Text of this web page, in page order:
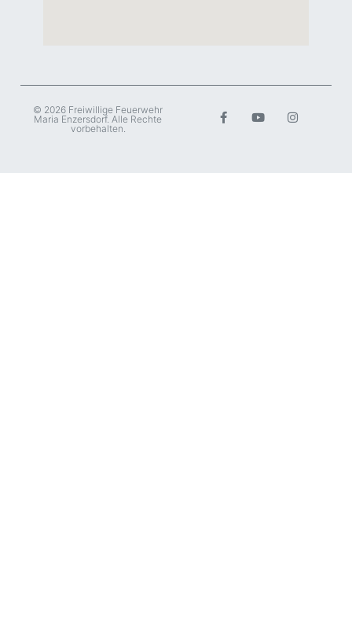
© 2026 Freiwillige Feuerwehr
Maria Enzersdorf. Alle Rechte
vorbehalten.